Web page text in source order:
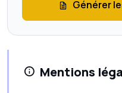
Générer
Mentions